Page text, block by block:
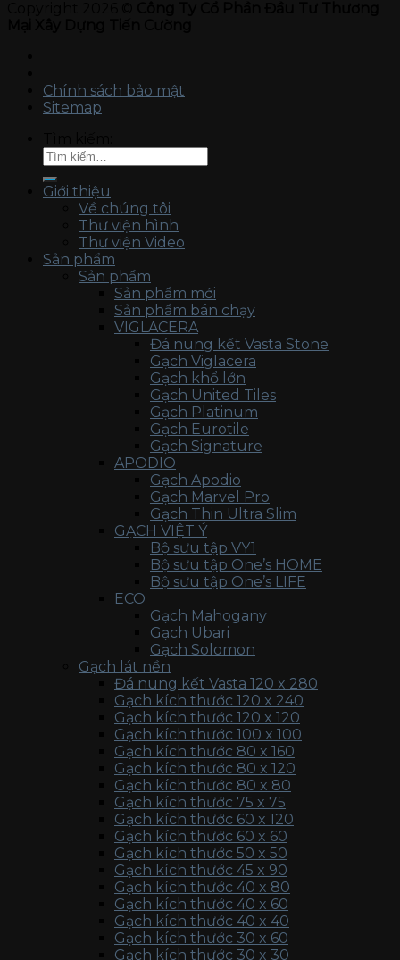
Chính sách bảo mật
Sitemap
Giới thiệu
Về chúng tôi
Thư viện hình
Thư viện Video
Sản phẩm
Sản phẩm
Sản phẩm mới
Sản phẩm bán chạy
VIGLACERA
Đá nung kết Vasta Stone
Gạch Viglacera
Gạch khổ lớn
Gạch United Tiles
Gạch Platinum
Gạch Eurotile
Gạch Signature
APODIO
Gạch Apodio
Gạch Marvel Pro
Gạch Thin Ultra Slim
GẠCH VIỆT Ý
Bộ sưu tập VY1
Bộ sưu tập One’s HOME
Bộ sưu tập One’s LIFE
ECO
Gạch Mahogany
Gạch Ubari
Gạch Solomon
Gạch lát nền
Đá nung kết Vasta 120 x 280
Gạch kích thước 120 x 240
Gạch kích thước 120 x 120
Gạch kích thước 100 x 100
Gạch kích thước 80 x 160
Gạch kích thước 80 x 120
Gạch kích thước 80 x 80
Gạch kích thước 75 x 75
Gạch kích thước 60 x 120
Gạch kích thước 60 x 60
Gạch kích thước 50 x 50
Gạch kích thước 45 x 90
Gạch kích thước 40 x 80
Gạch kích thước 40 x 60
Gạch kích thước 40 x 40
Gạch kích thước 30 x 60
Gạch kích thước 30 x 30